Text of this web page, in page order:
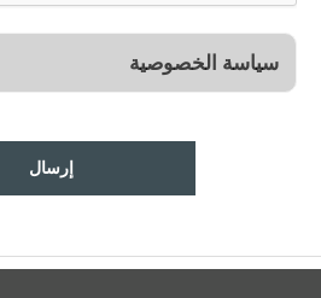
سياسة الخصوصية
إرسال